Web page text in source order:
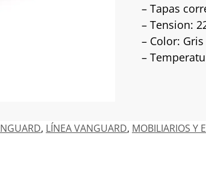
– Tapas
– Tension:
– Color: Gris
–
, LÍNEA VANGUARD, MOBILIARIOS Y